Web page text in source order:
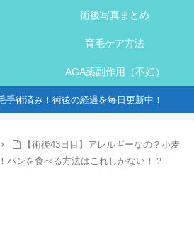
術後写真まとめ
育毛ケア方法
AGA薬副作用（不妊）
手術済み！術後の経過を毎日更新中！
【術後43日目】アレルギーなの？小麦
パンを食べる方法はこれしかない！？